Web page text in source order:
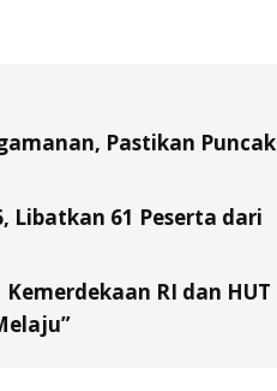
Pastikan Puncak
Libatkan 61 Peserta dari
RI dan HUT